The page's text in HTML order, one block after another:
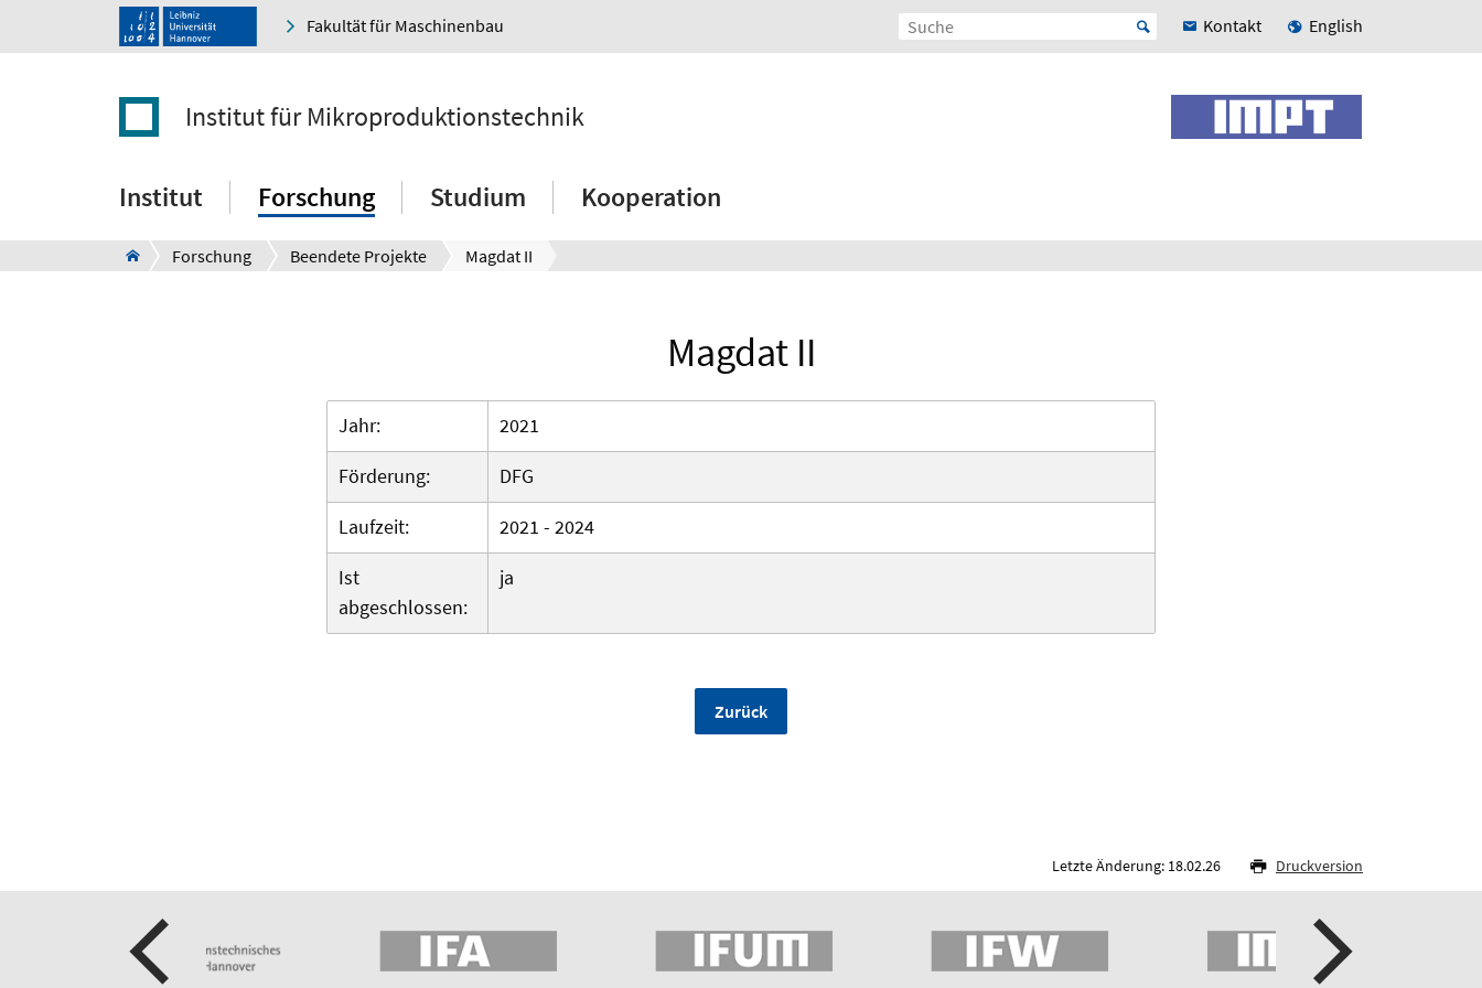
Fakultät für Maschinenbau Kontakt English
Institut für Mikroproduktionstechnik
Institut Forschung Studium Kooperation
Forschung Beendete Projekte Magdat II
Magdat II
Jahr:
2021
Förderung:
DFG
Laufzeit:
2021 - 2024
Ist
abgeschlossen:
ja
Zurück
Letzte Änderung: 18.02.26 Druckversion